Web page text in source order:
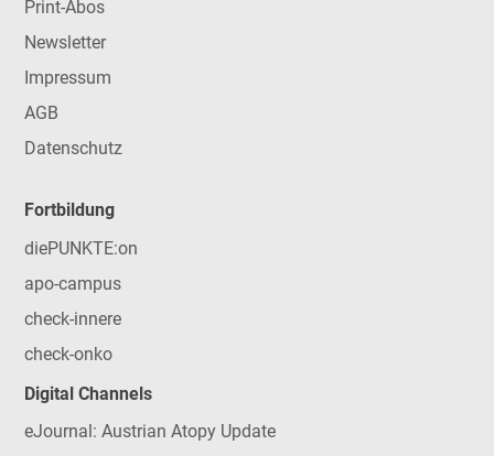
Print-Abos
Newsletter
Impressum
AGB
Datenschutz
Fortbildung
diePUNKTE:on
apo-campus
check-innere
check-onko
Digital Channels
eJournal: Austrian Atopy Update